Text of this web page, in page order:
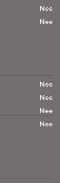
Nee
Nee
Nee
Nee
Nee
Nee